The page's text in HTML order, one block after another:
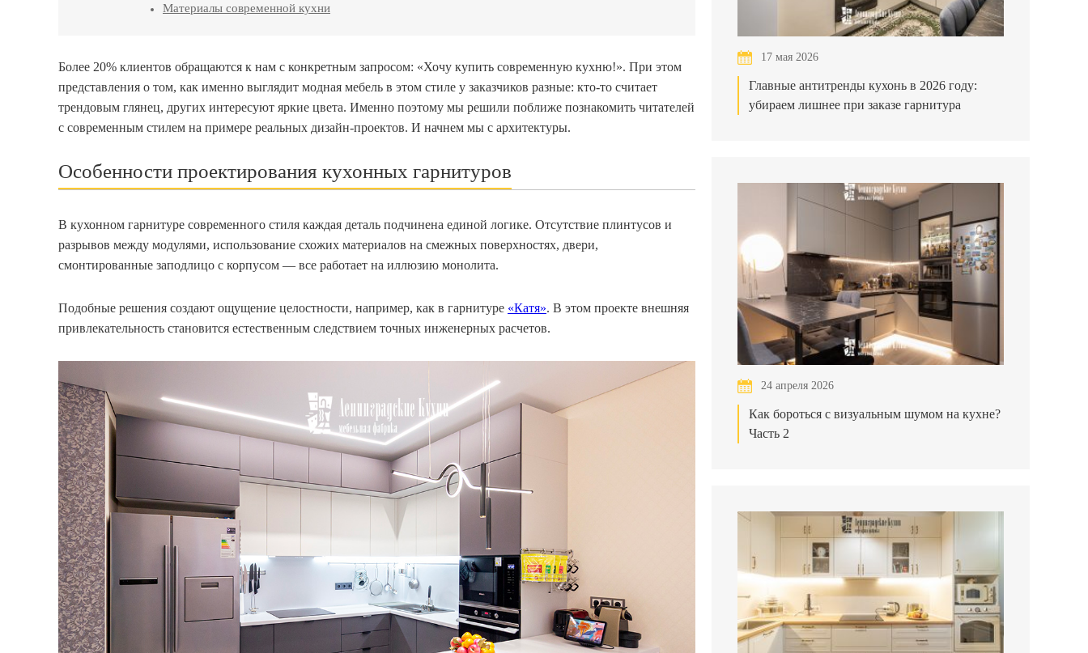
Материалы современной кухни
Более 20% клиентов обращаются к нам с конкретным запросом: «Хочу купить современную кухню!». При этом
представления о том, как именно выглядит модная мебель в этом стиле у заказчиков разные: кто-то считает
трендовым глянец, других интересуют яркие цвета. Именно поэтому мы решили поближе познакомить читателей
с современным стилем на примере реальных дизайн-проектов. И начнем мы с архитектуры.
Особенности проектирования кухонных гарнитуров
В кухонном гарнитуре современного стиля каждая деталь подчинена единой логике. Отсутствие плинтусов и
разрывов между модулями, использование схожих материалов на смежных поверхностях, двери,
смонтированные заподлицо с корпусом — все работает на иллюзию монолита.
Подобные решения создают ощущение целостности, например, как в гарнитуре «Катя». В этом проекте внешняя
привлекательность становится естественным следствием точных инженерных расчетов.
17 мая 2026
Главные антитренды кухонь в 2026 году:
убираем лишнее при заказе гарнитура
24 апреля 2026
Как бороться с визуальным шумом на кухне?
Часть 2